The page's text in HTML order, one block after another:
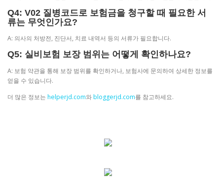
Q4: V02 질병코드로 보험금을 청구할 때 필요한 서
류는 무엇인가요?
A: 의사의 처방전, 진단서, 치료 내역서 등의 서류가 필요합니다.
Q5: 실비보험 보장 범위는 어떻게 확인하나요?
A: 보험 약관을 통해 보장 범위를 확인하거나, 보험사에 문의하여 상세한 정보를
얻을 수 있습니다.
더 많은 정보는 helperjd.com와bloggerjd.com를 참고하세요.